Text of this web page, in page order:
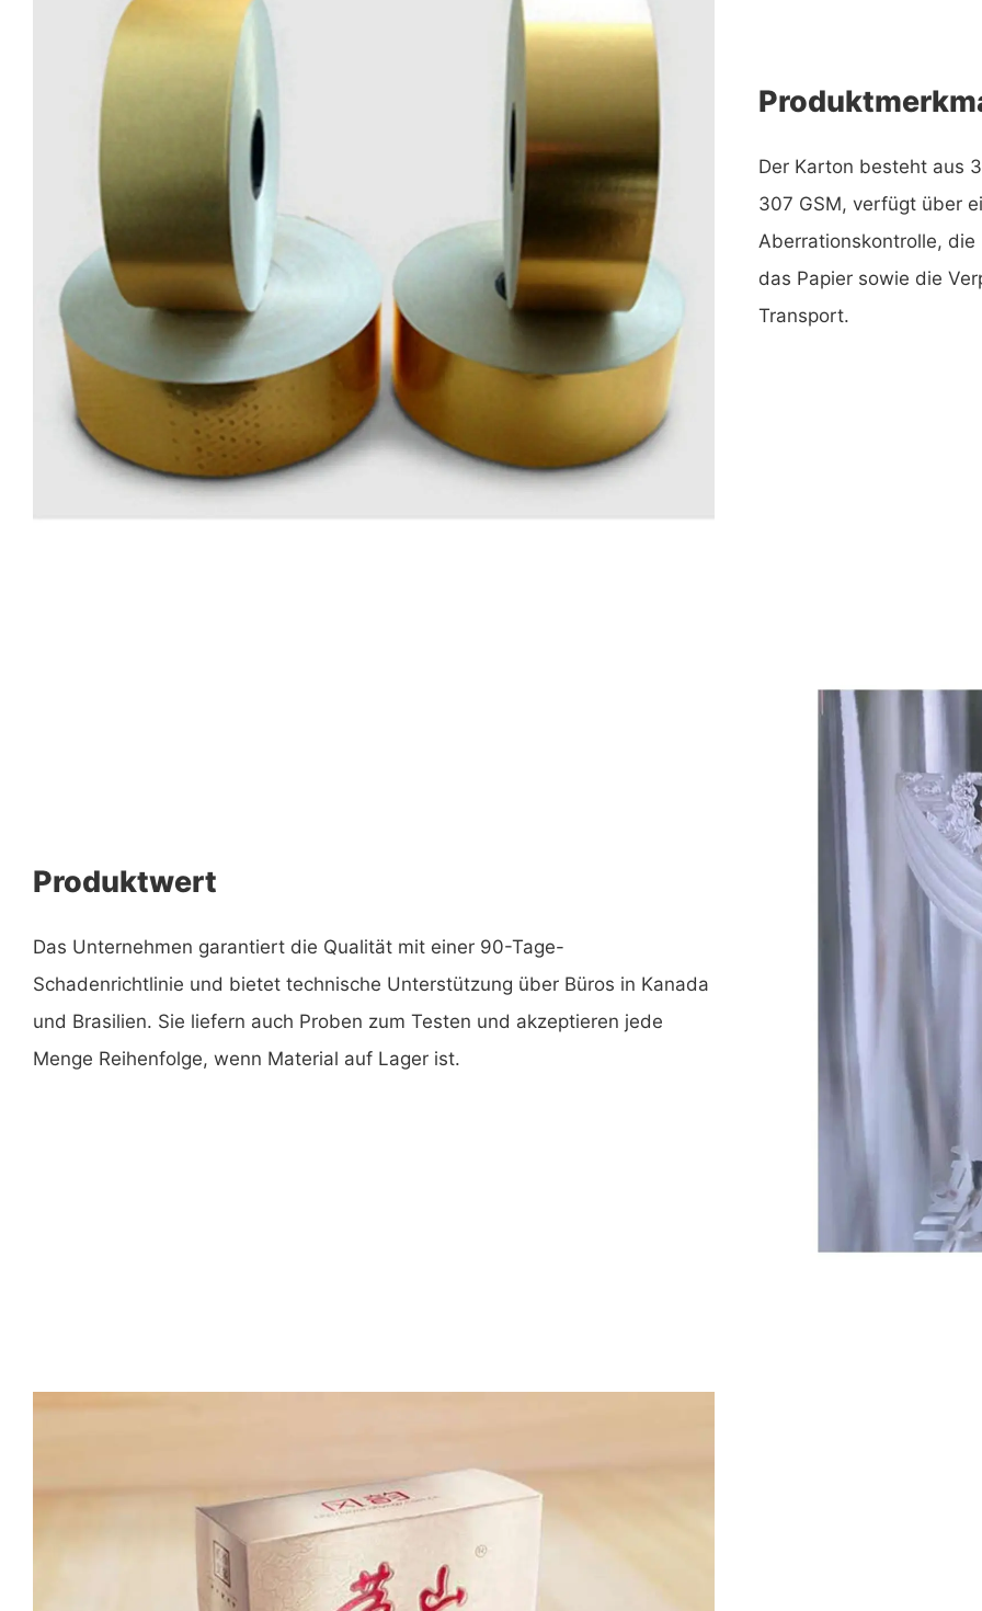
Der Karton besteht aus
307 GSM, verfügt über
Aberrationskontrolle,
das Papier sowie die
Transport.
Produktwert
Das Unternehmen garantiert die Qualität mit einer 90-Tage-
Schadenrichtlinie und bietet technische Unterstützung über Büros in Kanada
und Brasilien. Sie liefern auch Proben zum Testen und akzeptieren jede
Menge Reihenfolge, wenn Material auf Lager ist.